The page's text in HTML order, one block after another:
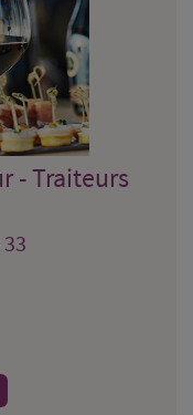
- Traiteurs